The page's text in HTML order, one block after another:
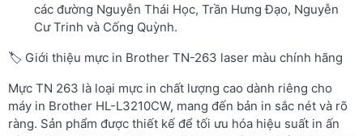
các đường Nguyễn Thái Học, Trần Hưng Đạo, Nguyễn
Cư Trinh và Cống Quỳnh.
🏷️ Giới thiệu mực in Brother TN-263 laser màu chính hãng
Mực TN 263 là loại mực in chất lượng cao dành riêng cho
máy in Brother HL-L3210CW, mang đến bản in sắc nét và rõ
ràng. Sản phẩm được thiết kế để tối ưu hóa hiệu suất in ấn